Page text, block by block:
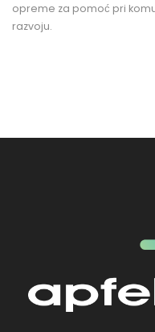
opreme za pomoć pri
razvoju.